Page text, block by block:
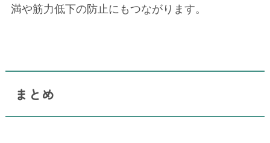
満や筋力低下の防止にもつながります。
まとめ